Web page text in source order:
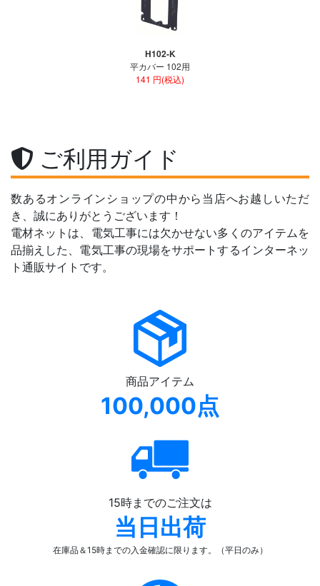
H102-K
平カバー 102用
141 円(税込)
ご利用ガイド
数あるオンラインショップの中から当店へお越しいただ
き、誠にありがとうございます！
電材ネットは、電気工事には欠かせない多くのアイテムを
品揃えした、電気工事の現場をサポートするインターネッ
ト通販サイトです。
商品アイテム
100,000点
15時までのご注文は
当日出荷
在庫品＆15時までの入金確認に限ります。（平日のみ）